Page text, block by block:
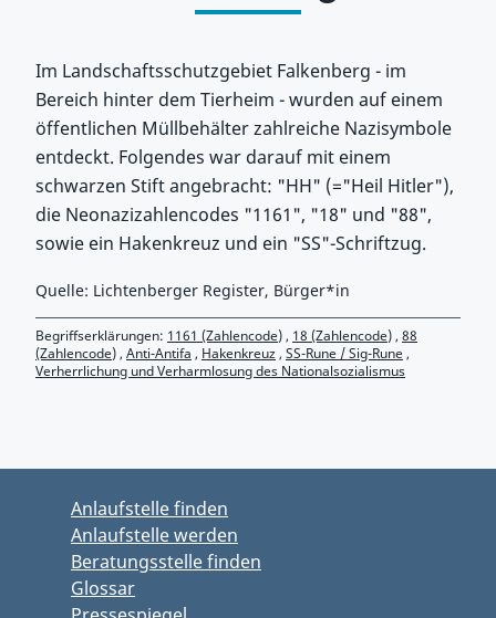
Im Landschaftsschutzgebiet Falkenberg - im
Bereich hinter dem Tierheim - wurden auf einem
öffentlichen Müllbehälter zahlreiche Nazisymbole
entdeckt. Folgendes war darauf mit einem
schwarzen Stift angebracht: "HH" (="Heil Hitler"),
die Neonazizahlencodes "1161", "18" und "88",
sowie ein Hakenkreuz und ein "SS"-Schriftzug.
Quelle: Lichtenberger Register, Bürger*in
Begriffserklärungen: 1161 (Zahlencode), 18 (Zahlencode), 88
(Zahlencode), Anti-Antifa , Hakenkreuz, SS-Rune / Sig-Rune,
Verherrlichung und Verharmlosung des Nationalsozialismus
Anlaufstelle finden
Anlaufstelle werden
Beratungsstelle finden
Glossar